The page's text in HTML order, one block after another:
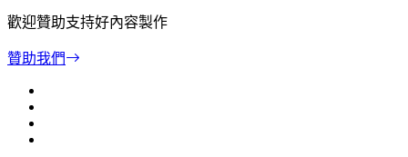
歡迎贊助支持好內容製作
贊助我們